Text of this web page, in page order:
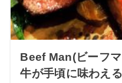
Beef Man(ビーフ
牛が手頃に味わえ